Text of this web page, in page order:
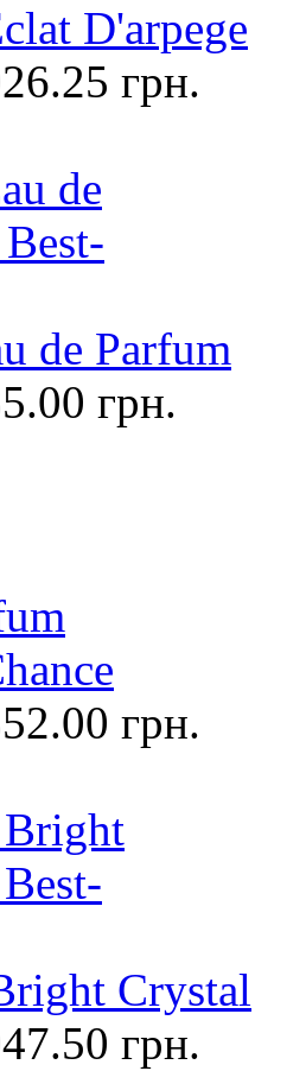
D'arpege
грн.
de Parfum
грн.
грн.
Crystal
грн.